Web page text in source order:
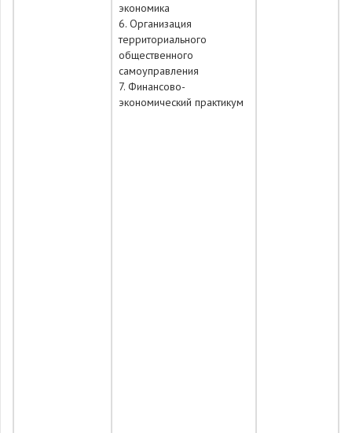
экономика
6. Организация
территориального
общественного
самоуправления
7. Финансово-
экономический практикум